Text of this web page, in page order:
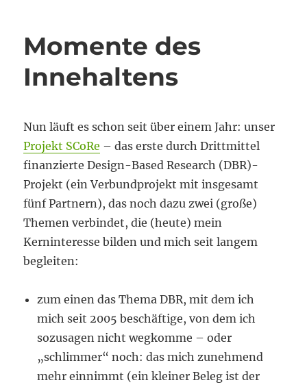
Momente des
Innehaltens
Nun läuft es schon seit über einem Jahr: unser
Projekt SCoRe – das erste durch Drittmittel
finanzierte Design-Based Research (DBR)-
Projekt (ein Verbundprojekt mit insgesamt
fünf Partnern), das noch dazu zwei (große)
Themen verbindet, die (heute) mein
Kerninteresse bilden und mich seit langem
begleiten:
zum einen das Thema DBR, mit dem ich
mich seit 2005 beschäftige, von dem ich
sozusagen nicht wegkomme – oder
„schlimmer“ noch: das mich zunehmend
mehr einnimmt (ein kleiner Beleg ist der